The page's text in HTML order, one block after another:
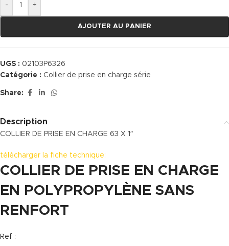
- +
AJOUTER AU PANIER
UGS : 02103P6326
Catégorie : Collier de prise en charge série
Share:
Description
COLLIER DE PRISE EN CHARGE 63 X 1″
télécharger la fiche technique:
COLLIER DE PRISE EN CHARGE
EN POLYPROPYLÈNE SANS
RENFORT
Ref :